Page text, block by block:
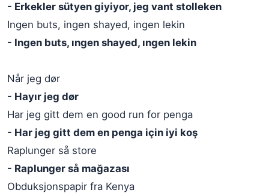
- Erkekler sütyen giyiyor, jeg vant stolleken
Ingen buts, ingen shayed, ingen lekin
- Ingen buts, ıngen shayed, ıngen lekin
Når jeg dør
- Hayır jeg dør
Har jeg gitt dem en good run for penga
- Har jeg gitt dem en penga için iyi koş
Raplunger så store
- Raplunger så mağazası
Obduksjonspapir fra Kenya